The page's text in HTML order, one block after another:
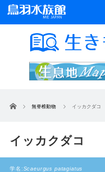
ホーム 無脊椎動物 イッカクダコ
イッカクダコ
学名:Scaeurgus patagiatus